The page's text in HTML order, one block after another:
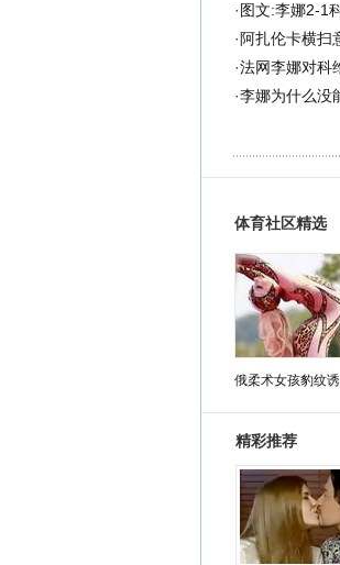
· 图文:李娜2-1
· 阿扎伦卡横扫
·法网李娜对科
·李娜为什么没
体育社区精选
俄柔术女孩豹纹
精彩推荐